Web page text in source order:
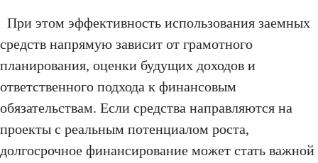
При этом эффективность использования заемных
средств напрямую зависит от грамотного
планирования, оценки будущих доходов и
ответственного подхода к финансовым
обязательствам. Если средства направляются на
проекты с реальным потенциалом роста,
долгосрочное финансирование может стать важной